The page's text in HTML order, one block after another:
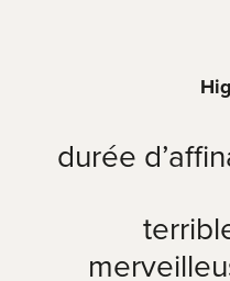
durée